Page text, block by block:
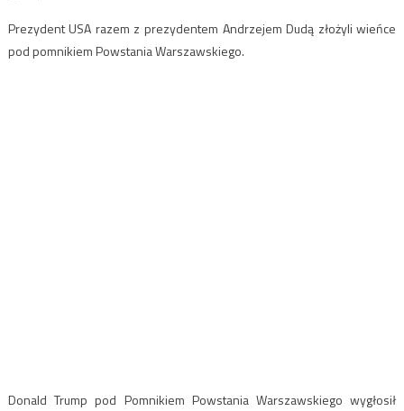
Prezydent USA razem z prezydentem Andrzejem Dudą złożyli wieńce
pod pomnikiem Powstania Warszawskiego.
Donald Trump pod Pomnikiem Powstania Warszawskiego wygłosił